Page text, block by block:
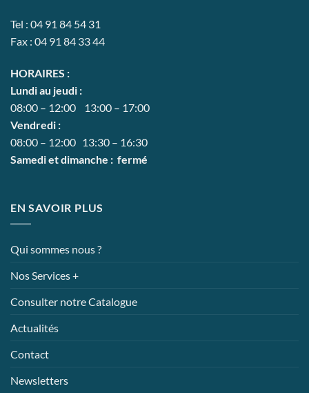
Tel : 04 91 84 54 31
Fax : 04 91 84 33 44
HORAIRES :
Lundi au jeudi :
08:00 – 12:00 13:00 – 17:00
Vendredi :
08:00 – 12:00 13:30 – 16:30
Samedi et dimanche : fermé
EN SAVOIR PLUS
Qui sommes nous ?
Nos Services +
Consulter notre Catalogue
Actualités
Contact
Newsletters